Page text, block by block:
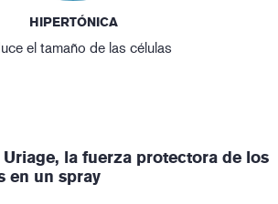
HIPERTÓNICA
el tamaño de las células
la fuerza protectora de los
en un spray